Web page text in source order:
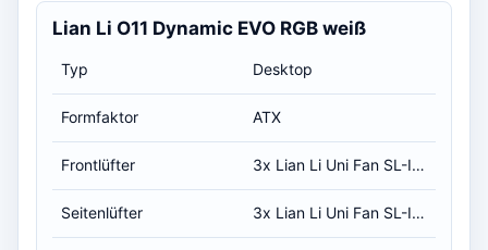
Lian Li O11 Dynamic EVO RGB weiß
Typ Desktop
Formfaktor ATX
Frontlüfter 3x Lian Li Uni Fan SL-INF RGB weiß 120mm (Boden) (Intake)
Seitenlüfter 3x Lian Li Uni Fan SL-INF RGB weiß 120mm (Intake)